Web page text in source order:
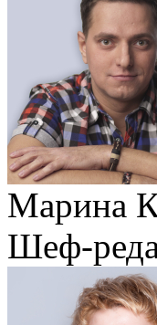
Марина
Шеф-